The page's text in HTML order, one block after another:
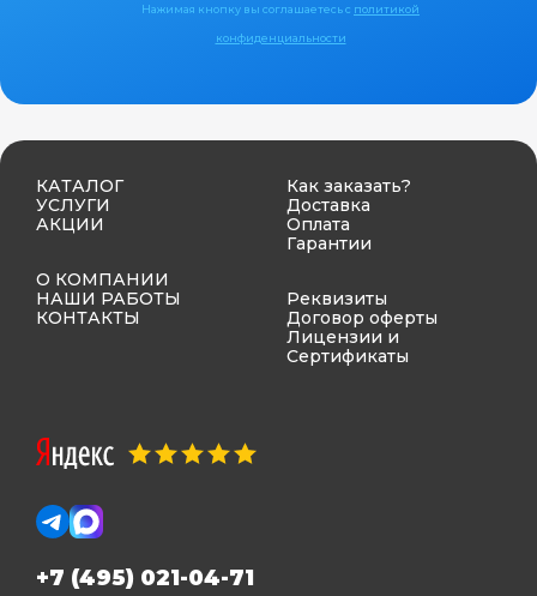
Нажимая кнопку вы соглашаетесь с политикой
конфиденциальности
КАТАЛОГ
УСЛУГИ
АКЦИИ
О КОМПАНИИ
НАШИ РАБОТЫ
КОНТАКТЫ
Как заказать?
Доставка
Оплата
Гарантии
Реквизиты
Договор оферты
Лицензии и
Сертификаты
+7 (495) 021-04-71